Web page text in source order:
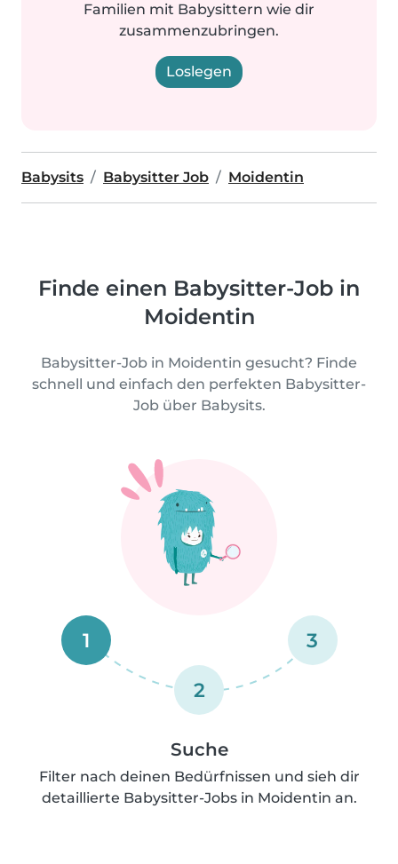
Familien mit Babysittern wie dir
zusammenzubringen.
Loslegen
Babysits Babysitter Job Moidentin
Finde einen Babysitter-Job in
Moidentin
Babysitter-Job in Moidentin gesucht? Finde
schnell und einfach den perfekten Babysitter-
Job über Babysits.
1
2
3
Suche
Filter nach deinen Bedürfnissen und sieh dir
detaillierte Babysitter-Jobs in Moidentin an.